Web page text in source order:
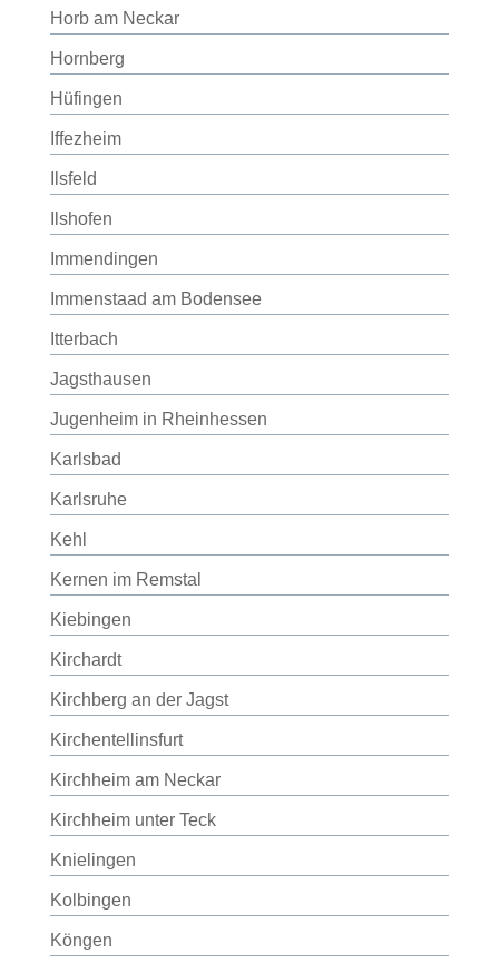
Horb am Neckar
Hornberg
Hüfingen
Iffezheim
Ilsfeld
Ilshofen
Immendingen
Immenstaad am Bodensee
Itterbach
Jagsthausen
Jugenheim in Rheinhessen
Karlsbad
Karlsruhe
Kehl
Kernen im Remstal
Kiebingen
Kirchardt
Kirchberg an der Jagst
Kirchentellinsfurt
Kirchheim am Neckar
Kirchheim unter Teck
Knielingen
Kolbingen
Köngen